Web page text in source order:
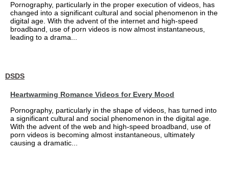
Pornography, particularly in the proper execution of videos, has
changed into a significant cultural and social phenomenon in the
digital age. With the advent of the internet and high-speed
broadband, use of porn videos is now almost instantaneous,
leading to a drama...
DSDS
Heartwarming Romance Videos for Every Mood
Pornography, particularly in the shape of videos, has turned into
a significant cultural and social phenomenon in the digital age.
With the advent of the web and high-speed broadband, use of
porn videos is becoming almost instantaneous, ultimately
causing a dramatic...